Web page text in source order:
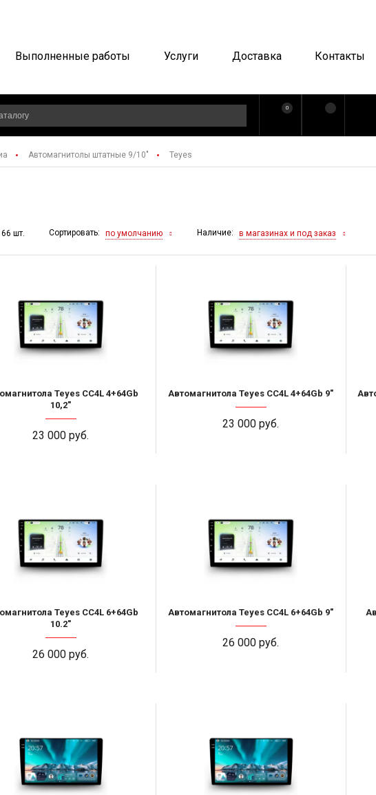
Выполненные работы Услуги Доставка Контакты
0
Автомагнитолы штатные 9/10" Teyes
шт. Сортировать: по умолчанию Наличие: в магазинах и под заказ
Teyes CC4L 4+64Gb
10,2"
23 000 руб.
Автомагнитола Teyes CC4L 4+64Gb 9"
23 000 руб.
Teyes CC4L 6+64Gb
10.2"
26 000 руб.
Автомагнитола Teyes CC4L 6+64Gb 9"
26 000 руб.